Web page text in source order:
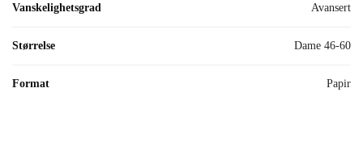
Vanskelighetsgrad Avansert
Størrelse Dame 46-60
Format Papir